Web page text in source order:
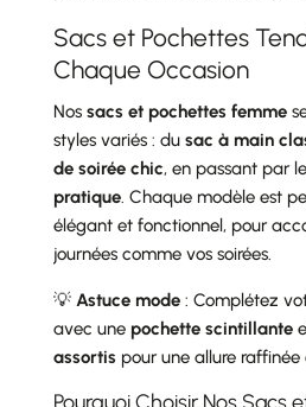
Sacs et Pochettes
Chaque Occasion
Nos sacs et pochettes femme
styles variés : du sac à main
de soirée chic, en passant par le
pratique. Chaque modèle est
élégant et fonctionnel, pour
journées comme vos soirées.
💡 Astuce mode: Complétez
avec une pochette scintillante
assortis pour une allure